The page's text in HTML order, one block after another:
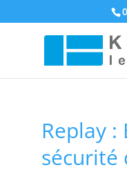
Replay
sécurité